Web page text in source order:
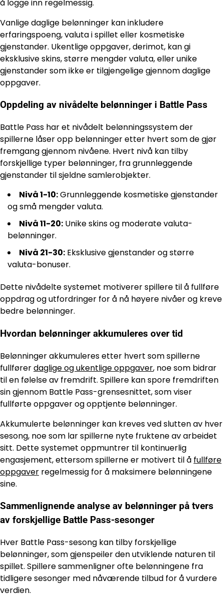
å logge inn regelmessig.
Vanlige daglige belønninger kan inkludere
erfaringspoeng, valuta i spillet eller kosmetiske
gjenstander. Ukentlige oppgaver, derimot, kan gi
eksklusive skins, større mengder valuta, eller unike
gjenstander som ikke er tilgjengelige gjennom daglige
oppgaver.
Oppdeling av nivådelte belønninger i Battle Pass
Battle Pass har et nivådelt belønningssystem der
spillerne låser opp belønninger etter hvert som de gjør
fremgang gjennom nivåene. Hvert nivå kan tilby
forskjellige typer belønninger, fra grunnleggende
gjenstander til sjeldne samlerobjekter.
Nivå 1-10:Grunnleggende kosmetiske gjenstander
og små mengder valuta.
Nivå 11-20: Unike skins og moderate valuta-
belønninger.
Nivå 21-30: Eksklusive gjenstander og større
valuta-bonuser.
Dette nivådelte systemet motiverer spillere til å fullføre
oppdrag og utfordringer for å nå høyere nivåer og kreve
bedre belønninger.
Hvordan belønninger akkumuleres over tid
Belønninger akkumuleres etter hvert som spillerne
fullførerdaglige og ukentlige oppgaver, noe som bidrar
til en følelse av fremdrift. Spillere kan spore fremdriften
sin gjennom Battle Pass-grensesnittet, som viser
fullførte oppgaver og opptjente belønninger.
Akkumulerte belønninger kan kreves ved slutten av hver
sesong, noe som lar spillerne nyte fruktene av arbeidet
sitt. Dette systemet oppmuntrer til kontinuerlig
engasjement, ettersom spillerne er motivert til å fullføre
oppgaver regelmessig for å maksimere belønningene
sine.
Sammenlignende analyse av belønninger på tvers
av forskjellige Battle Pass-sesonger
Hver Battle Pass-sesong kan tilby forskjellige
belønninger, som gjenspeiler den utviklende naturen til
spillet. Spillere sammenligner ofte belønningene fra
tidligere sesonger med nåværende tilbud for å vurdere
verdien.